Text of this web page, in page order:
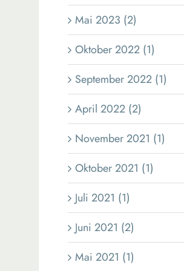
Mai 2023 (2)
Oktober 2022 (1)
September 2022 (1)
April 2022 (2)
November 2021 (1)
Oktober 2021 (1)
Juli 2021 (1)
Juni 2021 (2)
Mai 2021 (1)